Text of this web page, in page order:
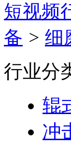
短视频
备 > 细
行业分
辊
冲